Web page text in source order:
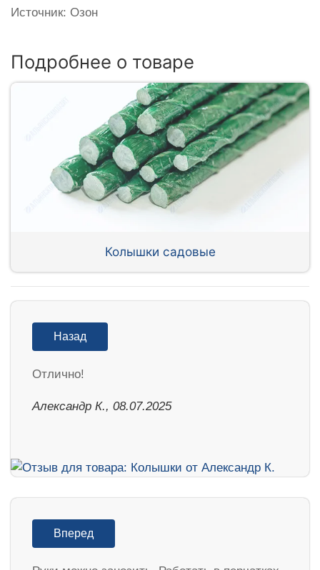
Источник: Озон
Подробнее о товаре
Колышки садовые
Назад
Отлично!
Александр К., 08.07.2025
Вперед